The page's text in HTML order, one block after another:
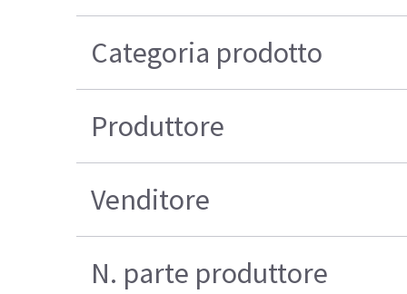
Categoria prodotto
Produttore
Venditore
N. parte produttore